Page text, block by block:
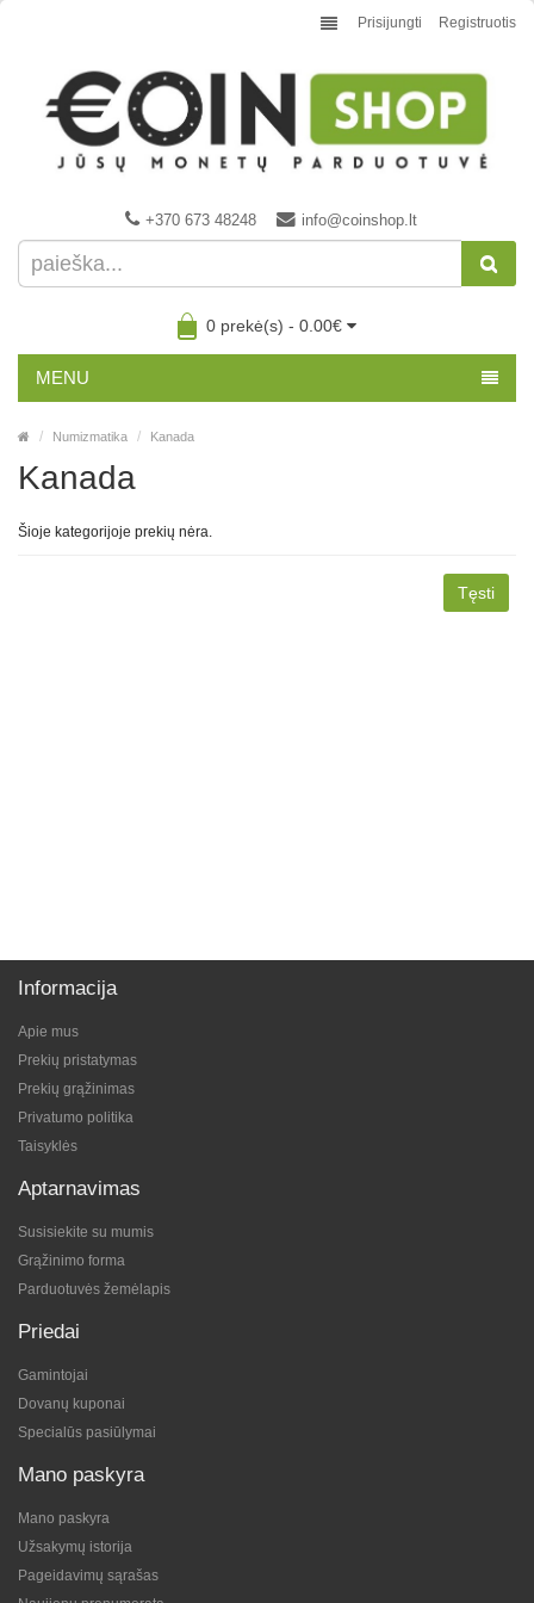
Prisijungti Registruotis
+370 673 48248 info@coinshop.lt
0 prekė(s) - 0.00€
MENU
Numizmatika Kanada
Kanada
Šioje kategorijoje prekių nėra.
Tęsti
Informacija
Apie mus
Prekių pristatymas
Prekių grąžinimas
Privatumo politika
Taisyklės
Aptarnavimas
Susisiekite su mumis
Grąžinimo forma
Parduotuvės žemėlapis
Priedai
Gamintojai
Dovanų kuponai
Specialūs pasiūlymai
Mano paskyra
Mano paskyra
Užsakymų istorija
Pageidavimų sąrašas